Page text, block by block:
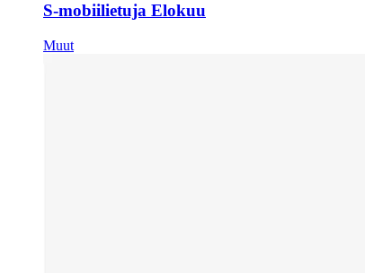
S-mobiilietuja Elokuu
Muut